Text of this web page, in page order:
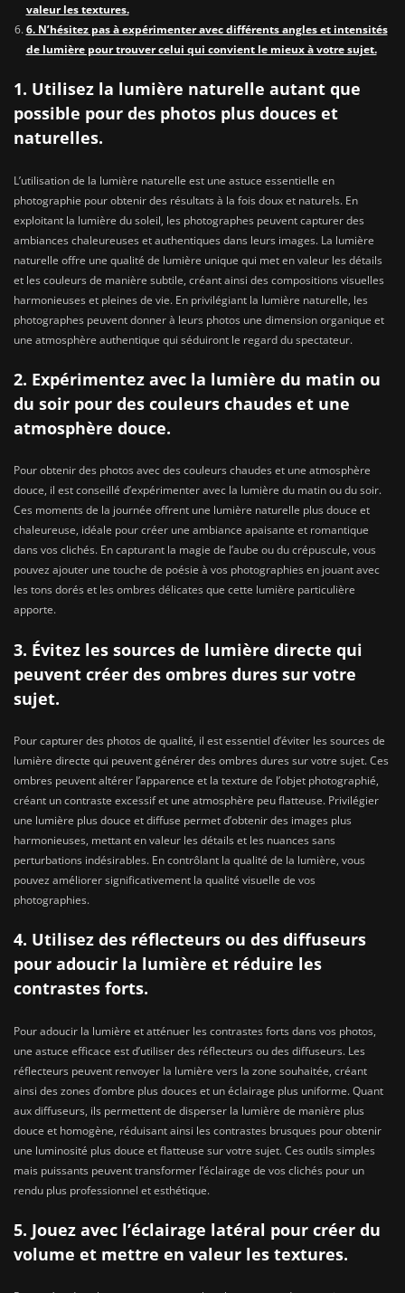
valeur les textures.
6. N’hésitez pas à expérimenter avec différents angles et intensités
de lumière pour trouver celui qui convient le mieux à votre sujet.
1. Utilisez la lumière naturelle autant que
possible pour des photos plus douces et
naturelles.
L’utilisation de la lumière naturelle est une astuce essentielle en
photographie pour obtenir des résultats à la fois doux et naturels. En
exploitant la lumière du soleil, les photographes peuvent capturer des
ambiances chaleureuses et authentiques dans leurs images. La lumière
naturelle offre une qualité de lumière unique qui met en valeur les détails
et les couleurs de manière subtile, créant ainsi des compositions visuelles
harmonieuses et pleines de vie. En privilégiant la lumière naturelle, les
photographes peuvent donner à leurs photos une dimension organique et
une atmosphère authentique qui séduiront le regard du spectateur.
2. Expérimentez avec la lumière du matin ou
du soir pour des couleurs chaudes et une
atmosphère douce.
Pour obtenir des photos avec des couleurs chaudes et une atmosphère
douce, il est conseillé d’expérimenter avec la lumière du matin ou du soir.
Ces moments de la journée offrent une lumière naturelle plus douce et
chaleureuse, idéale pour créer une ambiance apaisante et romantique
dans vos clichés. En capturant la magie de l’aube ou du crépuscule, vous
pouvez ajouter une touche de poésie à vos photographies en jouant avec
les tons dorés et les ombres délicates que cette lumière particulière
apporte.
3. Évitez les sources de lumière directe qui
peuvent créer des ombres dures sur votre
sujet.
Pour capturer des photos de qualité, il est essentiel d’éviter les sources de
lumière directe qui peuvent générer des ombres dures sur votre sujet. Ces
ombres peuvent altérer l’apparence et la texture de l’objet photographié,
créant un contraste excessif et une atmosphère peu flatteuse. Privilégier
une lumière plus douce et diffuse permet d’obtenir des images plus
harmonieuses, mettant en valeur les détails et les nuances sans
perturbations indésirables. En contrôlant la qualité de la lumière, vous
pouvez améliorer significativement la qualité visuelle de vos
photographies.
4. Utilisez des réflecteurs ou des diffuseurs
pour adoucir la lumière et réduire les
contrastes forts.
Pour adoucir la lumière et atténuer les contrastes forts dans vos photos,
une astuce efficace est d’utiliser des réflecteurs ou des diffuseurs. Les
réflecteurs peuvent renvoyer la lumière vers la zone souhaitée, créant
ainsi des zones d’ombre plus douces et un éclairage plus uniforme. Quant
aux diffuseurs, ils permettent de disperser la lumière de manière plus
douce et homogène, réduisant ainsi les contrastes brusques pour obtenir
une luminosité plus douce et flatteuse sur votre sujet. Ces outils simples
mais puissants peuvent transformer l’éclairage de vos clichés pour un
rendu plus professionnel et esthétique.
5. Jouez avec l’éclairage latéral pour créer du
volume et mettre en valeur les textures.